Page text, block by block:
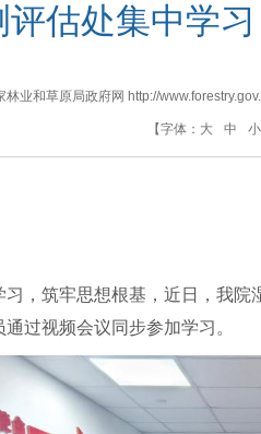
估处集中学
林业和草原局政府网 http://
【字体： 大 中 小
习，筑牢思想根基，近日，我
过视频会议同步参加学习。